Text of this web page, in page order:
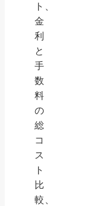
ト、
金
利
と
手
数
料
の
総
コ
ス
ト
比
較、